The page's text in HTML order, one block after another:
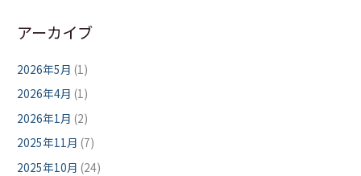
アーカイブ
2026年5月 (1)
2026年4月 (1)
2026年1月 (2)
2025年11月 (7)
2025年10月 (24)